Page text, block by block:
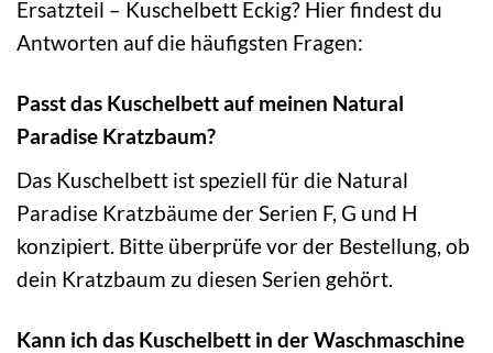
Ersatzteil – Kuschelbett Eckig? Hier findest du
Antworten auf die häufigsten Fragen:
Passt das Kuschelbett auf meinen Natural
Paradise Kratzbaum?
Das Kuschelbett ist speziell für die Natural
Paradise Kratzbäume der Serien F, G und H
konzipiert. Bitte überprüfe vor der Bestellung, ob
dein Kratzbaum zu diesen Serien gehört.
Kann ich das Kuschelbett in der Waschmaschine